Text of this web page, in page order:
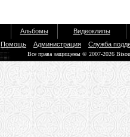
Альбомы
Видеоклипы
Помощь Администрация Служба
Все права защищены © 2007-2026